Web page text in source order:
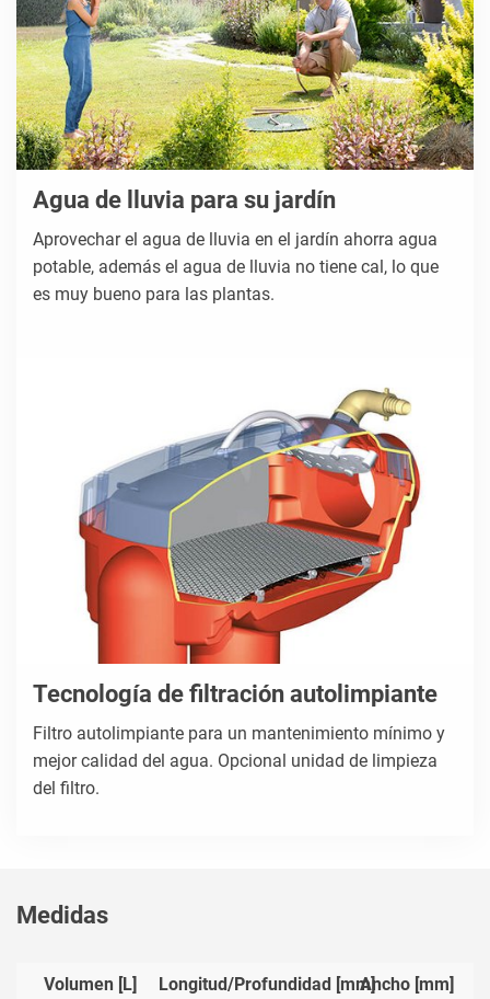
Agua de lluvia para su jardín
Aprovechar el agua de lluvia en el jardín ahorra agua
potable, además el agua de lluvia no tiene cal, lo que
es muy bueno para las plantas.
Tecnología de filtración autolimpiante
Filtro autolimpiante para un mantenimiento mínimo y
mejor calidad del agua. Opcional unidad de limpieza
del filtro.
Medidas
Volumen [L] Longitud/Profundidad [mm]Ancho [mm]